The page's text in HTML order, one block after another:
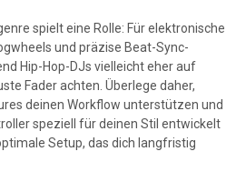
spielt eine Rolle: Für elektronische
und präzise Beat-Sync-
Hip-Hop-DJs vielleicht eher auf
Fader achten. Überlege daher,
deinen Workflow unterstützen und
speziell für deinen Stil entwickelt
Setup, das dich langfristig